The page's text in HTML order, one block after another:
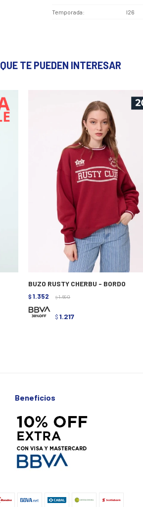
Temporada I26
TE PUEDEN INTERESAR
BUZO RUSTY CHERBU - BORDO
$ 1.352 $ 1.690
$ 1.217
Beneficios